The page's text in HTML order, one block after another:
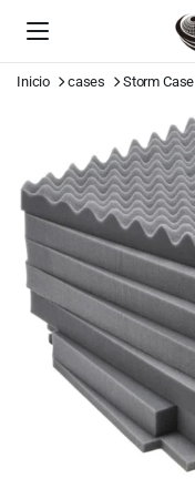
Inicio cases Storm Case